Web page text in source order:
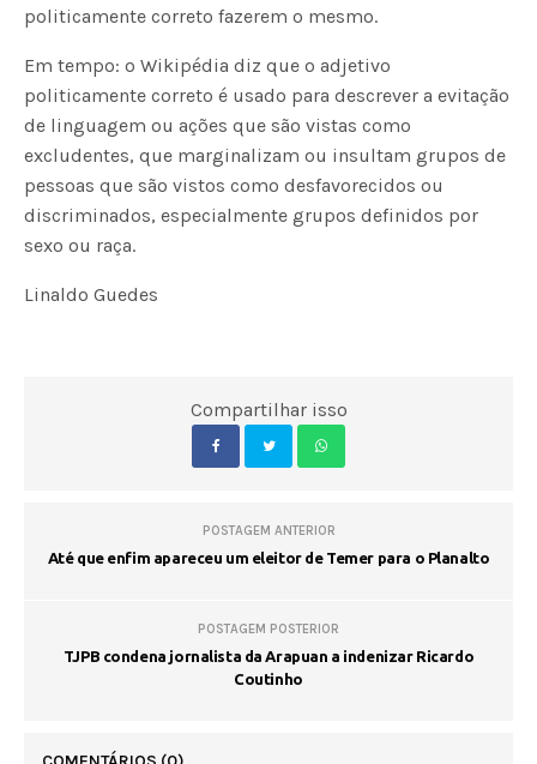
politicamente correto fazerem o mesmo.
Em tempo: o Wikipédia diz que o adjetivo
politicamente correto é usado para descrever a evitação
de linguagem ou ações que são vistas como
excludentes, que marginalizam ou insultam grupos de
pessoas que são vistos como desfavorecidos ou
discriminados, especialmente grupos definidos por
sexo ou raça.
Linaldo Guedes
Compartilhar isso
POSTAGEM ANTERIOR
Até que enfim apareceu um eleitor de Temer para o Planalto
POSTAGEM POSTERIOR
TJPB condena jornalista da Arapuan a indenizar Ricardo
Coutinho